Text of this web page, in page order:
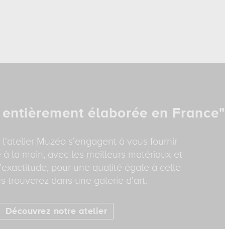
élaborée en France"
l'atelier Muzéo s'engagent à vous fournir
à la main, avec les meilleurs matériaux et
pour une qualité égale à celle
trouverez dans une galerie d'art.
Découvrez notre atelier